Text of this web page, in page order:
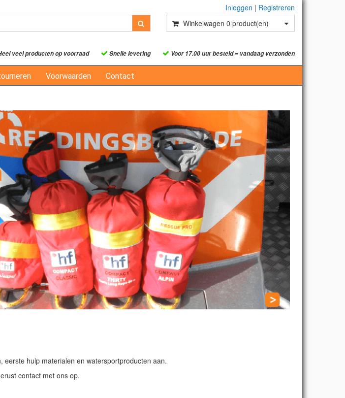
Inloggen | Registreren
Winkelwagen 0 product(en)
veel producten op voorraad Snelle levering Voor 17.00 uur besteld = vandaag verzonden
Voorwaarden Contact
hulp materialen en watersportproducten aan.
contact met ons op.